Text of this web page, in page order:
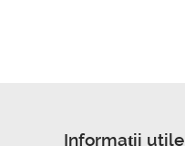
Informații utile